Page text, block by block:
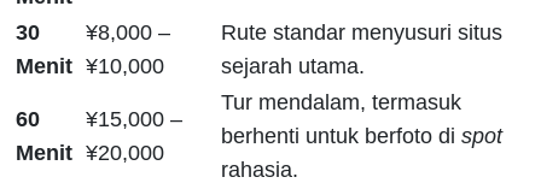
30
Menit
¥8,000 –
¥10,000
Rute standar menyusuri situs
sejarah utama.
60
Menit
¥15,000 –
¥20,000
Tur mendalam, termasuk
berhenti untuk berfoto di spot
rahasia.